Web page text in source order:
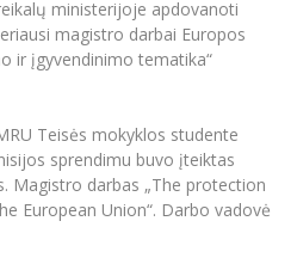
teatras
ansamblis (vadovas Artūras
choras
ir (ar) savišvietos būdu įgytų
vertinimas ir pripažinimas
praktikoms (SMP)
šalių studijų centras
simbolika
vadovų MPA
studijos
ministerijoje apdovanoti
magistro darbai Europos
ir įgyvendinimo tematika“
Teisės mokyklos studente
sprendimu buvo įteiktas
Magistro darbas „The protection
European Union“. Darbo vadovė